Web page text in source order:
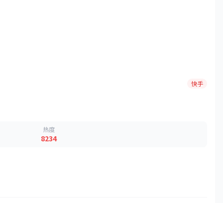
快手
热度
8234